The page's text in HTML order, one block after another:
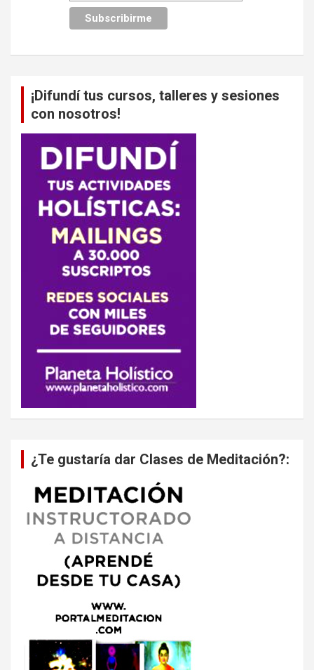
¡Difundí tus cursos, talleres y sesiones
con nosotros!
¿Te gustaría dar Clases de Meditación?: